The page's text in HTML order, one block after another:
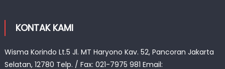
KONTAK KAMI
Wisma Korindo Lt.5 Jl. MT Haryono Kav. 52, Pancoran Jakarta
Selatan, 12780 Telp. / Fax: 021-7975 981 Email: